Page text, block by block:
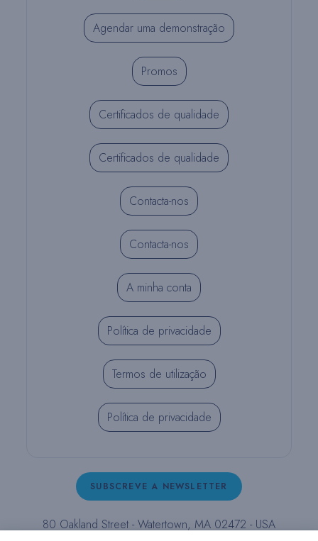
Agendar uma demonstração
Promos
Certificados de qualidade
Certificados de qualidade
Contacta-nos
Contacta-nos
A minha conta
Política de privacidade
Termos de utilização
Política de privacidade
SUBSCREVE A NEWSLETTER
80 Oakland Street - Watertown, MA 02472 - USA